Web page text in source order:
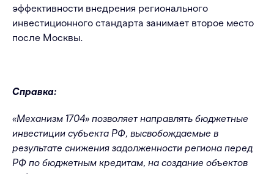
эффективности внедрения регионального
инвестиционного стандарта занимает второе место
после Москвы.
Справка:
«Механизм 1704» позволяет направлять бюджетные
инвестиции субъекта РФ, высвобождаемые в
результате снижения задолженности региона перед
РФ по бюджетным кредитам, на создание объектов